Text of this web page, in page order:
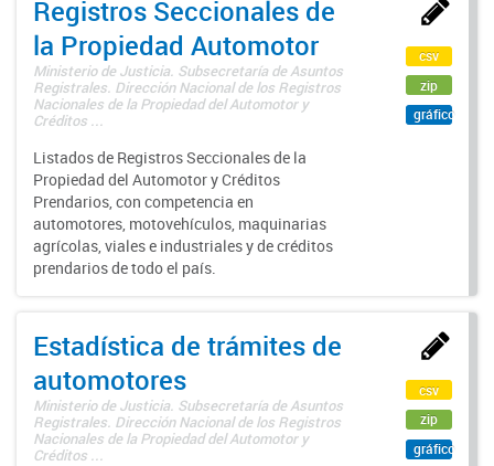
Registros Seccionales de
la Propiedad Automotor
Ministerio de Justicia. Subsecretaría de Asuntos
Registrales. Dirección Nacional de los Registros
Nacionales de la Propiedad del Automotor y
Créditos ...
Listados de Registros Seccionales de la
Propiedad del Automotor y Créditos
Prendarios, con competencia en
automotores, motovehículos, maquinarias
agrícolas, viales e industriales y de créditos
prendarios de todo el país.
csv
zip
gráfico
Estadística de trámites de
automotores
Ministerio de Justicia. Subsecretaría de Asuntos
Registrales. Dirección Nacional de los Registros
Nacionales de la Propiedad del Automotor y
Créditos ...
csv
zip
gráfico